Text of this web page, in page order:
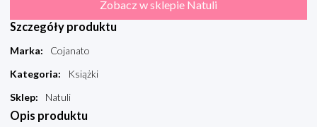
Zobacz w sklepie Natuli
Szczegóły produktu
Marka:
Cojanato
Kategoria:
Książki
Sklep: Natuli
Opis produktu